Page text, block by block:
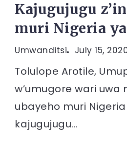
Kajugujugu
muri Nigeria
Umwanditsi July 15,
Tolulope Arotile,
w’umugore wari uwa
ubayeho muri
kajugujugu...